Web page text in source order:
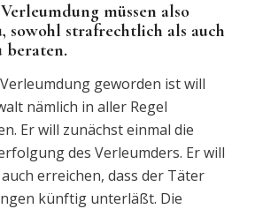
müssen also
sowohl strafrechtlich als auch
beraten.
geworden ist will
nämlich in aller Regel
Er will zunächst einmal die
des Verleumders. Er will
erreichen, dass der Täter
künftig unterläßt. Die